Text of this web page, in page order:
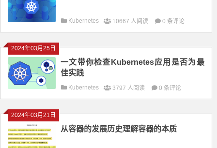
Kubernetes 10667 人阅读 0 条评论
2024年03月25日
一文带你检查Kubernetes应用是否为最
佳实践
Kubernetes 3797 人阅读 0 条评论
2024年03月21日
从容器的发展历史理解容器的本质